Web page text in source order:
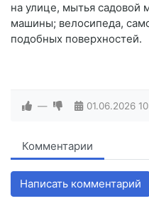
на улице, мытья садовой
машины; велосипеда,
подобных поверхностей.
— 01.06.2026
Комментарии
Написать комментарий